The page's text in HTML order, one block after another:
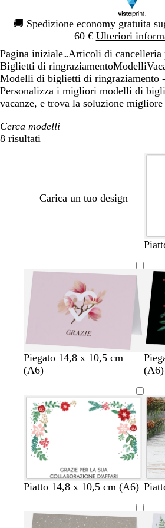
🚚 Spedizione economy gratuita
60 € Ulteriori
Diapositiva
1
Pagina iniziale Articoli di cancelleria
Biglietti di ringraziamentoModelli
Modelli di biglietti di ringraziamento
Personalizza i migliori modelli di
vacanze, e trova la soluzione
Cerca modelli
8 risultati
Filtri
Carica un tuo design
m
l
r
s
r
s
t
r
e
p
r
a
Piegato 14,8 x 10,5 cm
(A6)
n
e
o
v
e
d
e
s
c
h
u
m
a
m
b
i
n
c
o
(A6)
v
v
v
v
Piatto 14,8 x 10,5 cm (A6)